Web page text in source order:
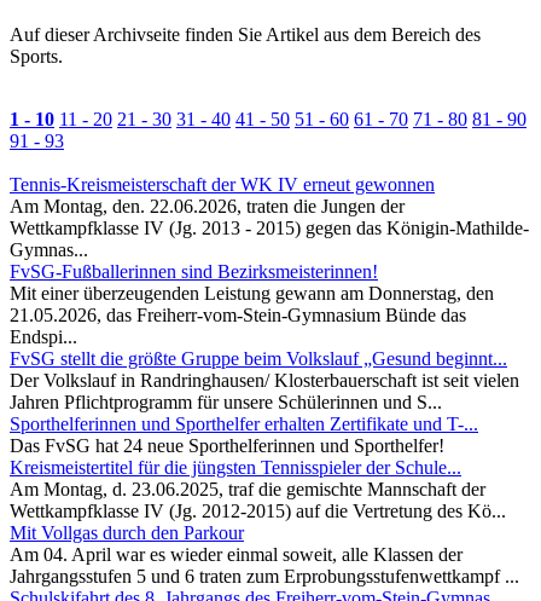
Auf dieserArchivseite finden Sie Artikel aus dem Bereich des
Sports.
1 - 10 11 - 20 21 - 30 31 - 40 41 - 50 51 - 60 61 - 70 71 - 80 81 - 90
91 - 93
Tennis-Kreismeisterschaft der WK IV erneut gewonnen
Am Montag, den. 22.06.2026, traten die Jungen der
Wettkampfklasse IV (Jg. 2013 - 2015) gegen das Königin-Mathilde-
Gymnas...
FvSG-Fußballerinnen sind Bezirksmeisterinnen!
Mit einer überzeugenden Leistung gewann am Donnerstag, den
21.05.2026, das Freiherr-vom-Stein-Gymnasium Bünde das
Endspi...
FvSG stellt die größte Gruppe beim Volkslauf „Gesund beginnt...
Der Volkslauf in Randringhausen/ Klosterbauerschaft ist seit vielen
Jahren Pflichtprogramm für unsere Schülerinnen und S...
Sporthelferinnen und Sporthelfer erhalten Zertifikate und T-...
Das FvSG hat 24 neue Sporthelferinnen und Sporthelfer!
Kreismeistertitel für die jüngsten Tennisspieler der Schule...
Am Montag, d. 23.06.2025, traf die gemischte Mannschaft der
Wettkampfklasse IV (Jg. 2012-2015) auf die Vertretung des Kö...
Mit Vollgas durch den Parkour
Am 04. April war es wieder einmal soweit, alle Klassen der
Jahrgangsstufen 5 und 6 traten zum Erprobungsstufenwettkampf ...